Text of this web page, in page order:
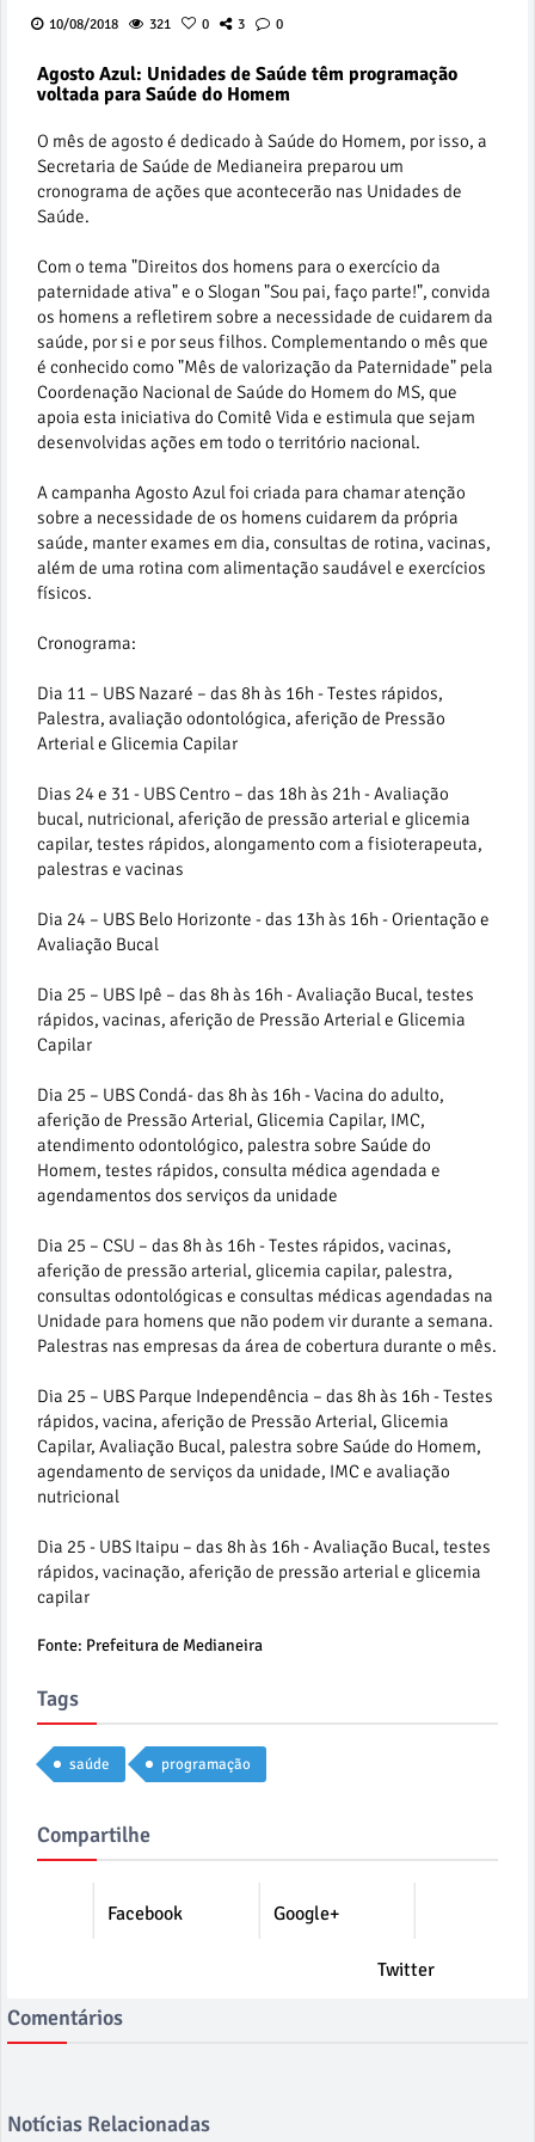
10/08/2018 321 0 3 0
Agosto Azul: Unidades de Saúde têm programação
voltada para Saúde do Homem
O mês de agosto é dedicado à Saúde do Homem, por isso, a
Secretaria de Saúde de Medianeira preparou um
cronograma de ações que acontecerão nas Unidades de
Saúde.
Com o tema "Direitos dos homens para o exercício da
paternidade ativa" e o Slogan "Sou pai, faço parte!", convida
os homens a refletirem sobre a necessidade de cuidarem da
saúde, por si e por seus filhos. Complementando o mês que
é conhecido como "Mês de valorização da Paternidade" pela
Coordenação Nacional de Saúde do Homem do MS, que
apoia esta iniciativa do Comitê Vida e estimula que sejam
desenvolvidas ações em todo o território nacional.
A campanha Agosto Azul foi criada para chamar atenção
sobre a necessidade de os homens cuidarem da própria
saúde, manter exames em dia, consultas de rotina, vacinas,
além de uma rotina com alimentação saudável e exercícios
físicos.
Cronograma:
Dia 11 – UBS Nazaré – das 8h às 16h - Testes rápidos,
Palestra, avaliação odontológica, aferição de Pressão
Arterial e Glicemia Capilar
Dias 24 e 31 - UBS Centro – das 18h às 21h - Avaliação
bucal, nutricional, aferição de pressão arterial e glicemia
capilar, testes rápidos, alongamento com a fisioterapeuta,
palestras e vacinas
Dia 24 – UBS Belo Horizonte - das 13h às 16h - Orientação e
Avaliação Bucal
Dia 25 – UBS Ipê – das 8h às 16h - Avaliação Bucal, testes
rápidos, vacinas, aferição de Pressão Arterial e Glicemia
Capilar
Dia 25 – UBS Condá- das 8h às 16h - Vacina do adulto,
aferição de Pressão Arterial, Glicemia Capilar, IMC,
atendimento odontológico, palestra sobre Saúde do
Homem, testes rápidos, consulta médica agendada e
agendamentos dos serviços da unidade
Dia 25 – CSU – das 8h às 16h - Testes rápidos, vacinas,
aferição de pressão arterial, glicemia capilar, palestra,
consultas odontológicas e consultas médicas agendadas na
Unidade para homens que não podem vir durante a semana.
Palestras nas empresas da área de cobertura durante o mês.
Dia 25 – UBS Parque Independência – das 8h às 16h - Testes
rápidos, vacina, aferição de Pressão Arterial, Glicemia
Capilar, Avaliação Bucal, palestra sobre Saúde do Homem,
agendamento de serviços da unidade, IMC e avaliação
nutricional
Dia 25 - UBS Itaipu – das 8h às 16h - Avaliação Bucal, testes
rápidos, vacinação, aferição de pressão arterial e glicemia
capilar
Fonte: Prefeitura de Medianeira
Tags
saúde programação
Compartilhe
Facebook Google+
Twitter
Comentários
Notícias Relacionadas